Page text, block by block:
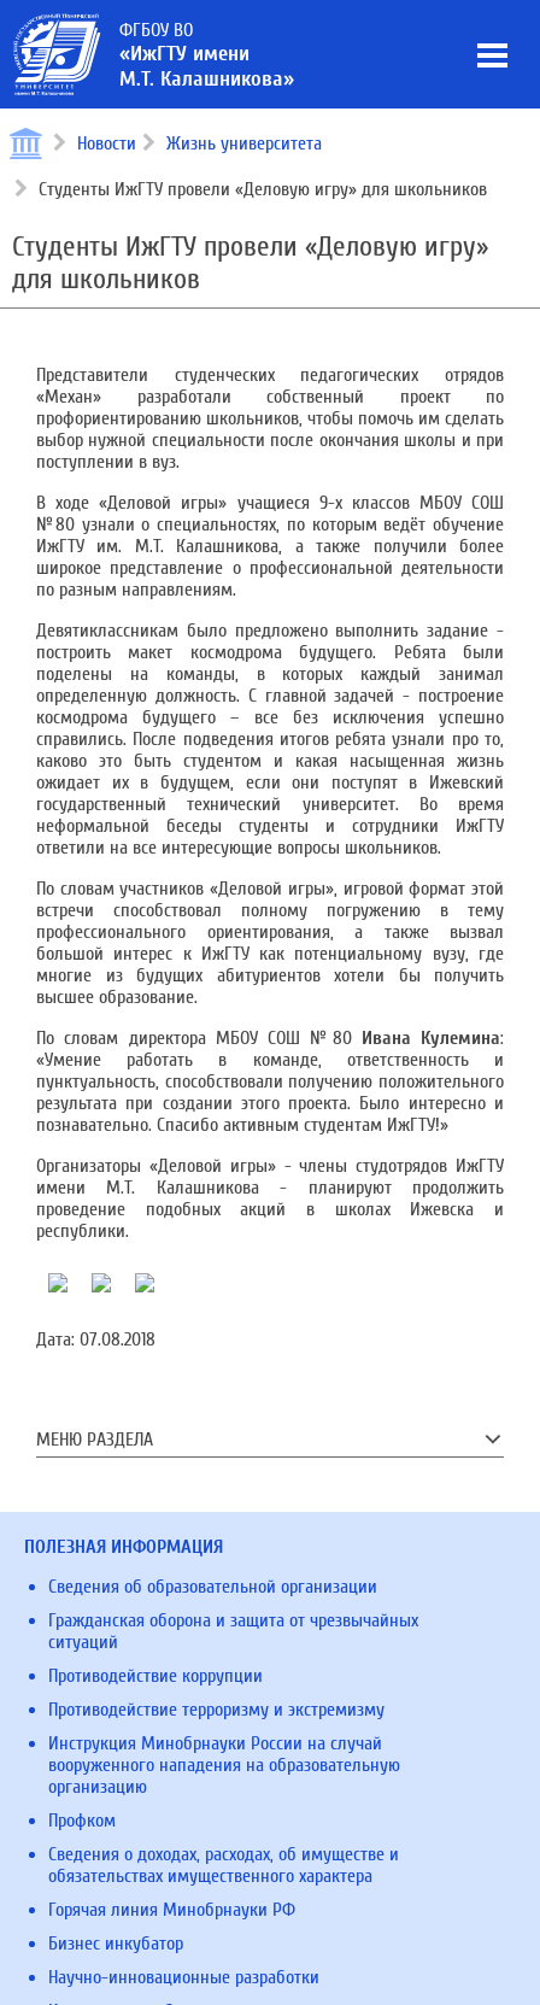
ФГБОУ ВО
«ИжГТУ имени
М.Т. Калашникова»
Новости Жизнь университета
Студенты ИжГТУ провели «Деловую игру» для школьников
Студенты ИжГТУ провели «Деловую игру»
для школьников
Представители студенческих педагогических отрядов
«Механ» разработали собственный проект по
профориентированию школьников, чтобы помочь им сделать
выбор нужной специальности после окончания школы и при
поступлении в вуз.
В ходе «Деловой игры» учащиеся 9-х классов МБОУ СОШ
№80 узнали о специальностях, по которым ведёт обучение
ИжГТУ им. М.Т. Калашникова, а также получили более
широкое представление о профессиональной деятельности
по разным направлениям.
Девятиклассникам было предложено выполнить задание -
построить макет космодрома будущего. Ребята были
поделены на команды, в которых каждый занимал
определенную должность. С главной задачей - построение
космодрома будущего – все без исключения успешно
справились. После подведения итогов ребята узнали про то,
каково это быть студентом и какая насыщенная жизнь
ожидает их в будущем, если они поступят в Ижевский
государственный технический университет. Во время
неформальной беседы студенты и сотрудники ИжГТУ
ответили на все интересующие вопросы школьников.
По словам участников «Деловой игры», игровой формат этой
встречи способствовал полному погружению в тему
профессионального ориентирования, а также вызвал
большой интерес к ИжГТУ как потенциальному вузу, где
многие из будущих абитуриентов хотели бы получить
высшее образование.
По словам директора МБОУ СОШ №80 Ивана Кулемина:
«Умение работать в команде, ответственность и
пунктуальность, способствовали получению положительного
результата при создании этого проекта. Было интересно и
познавательно. Спасибо активным студентам ИжГТУ!»
Организаторы «Деловой игры» - члены студотрядов ИжГТУ
имени М.Т. Калашникова - планируют продолжить
проведение подобных акций в школах Ижевска и
республики.
Дата: 07.08.2018
МЕНЮ РАЗДЕЛА
ПОЛЕЗНАЯ ИНФОРМАЦИЯ
Сведения об образовательной организации
Гражданская оборона и защита от чрезвычайных
ситуаций
Противодействие коррупции
Противодействие терроризму и экстремизму
Инструкция Минобрнауки России на случай
вооруженного нападения на образовательную
организацию
Профком
Сведения о доходах, расходах, об имуществе и
обязательствах имущественного характера
Горячая линия Минобрнауки РФ
Бизнес инкубатор
Научно-инновационные разработки